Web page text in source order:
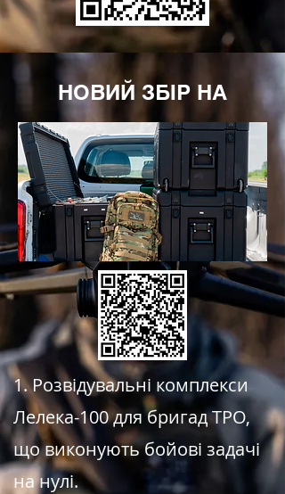
НОВИЙ ЗБІР НА
1. Розвідувальні комплекси
Лелека-100 для бригад ТРО,
що виконують бойові задачі
на нулі.